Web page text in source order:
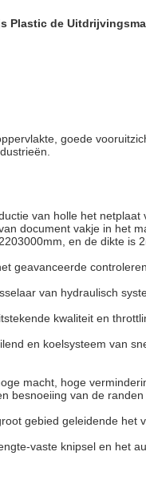
Plastic de
goede
van holle het
document vakje in het
en de dikte is
geavanceerde
van hydraulisch
kwaliteit en
en koelsysteem van
macht, hoge
besnoeiing van de randen
gebied geleidende
vaste knipsel en het